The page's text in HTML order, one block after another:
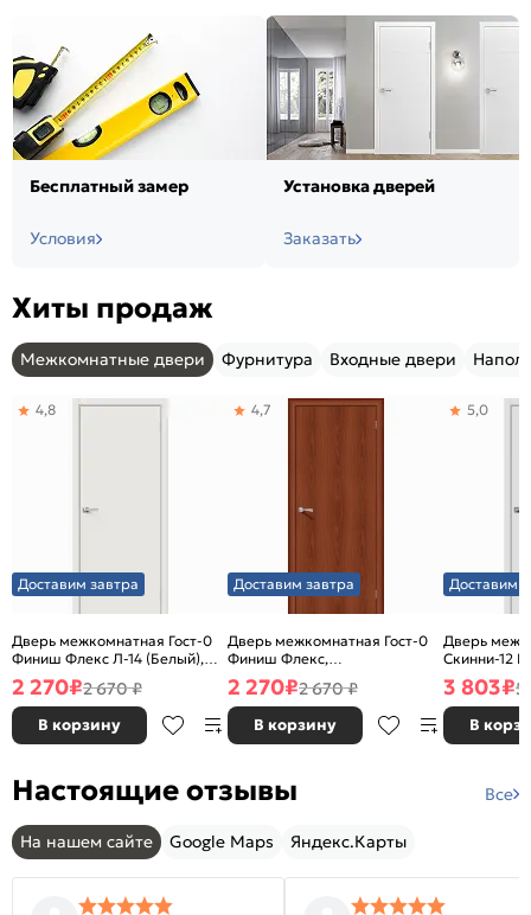
Бесплатный замер
Условия
Установка дверей
Заказать
Хиты продаж
Межкомнатные двери Фурнитура Входные двери
Доставим завтра
Дверь межкомнатная Гост-0
Финиш Флекс Л-14 (Белый),
глухая, каркасно-щитовая
4,8
2 270₽2 670 ₽
В корзину
Доставим завтра
Дверь межкомнатная Гост-0
Финиш Флекс,
Ламинированные Л-11
(ИталОрех), глухая, каркасно-
щитовая
4,7
2 270₽2 670 ₽
В корзину
Доставим
Дверь
Скинни-12
глухая,
5,0
3 803₽5
В
Настоящие отзывы Все
На нашем сайте Google Maps Яндекс.Карты